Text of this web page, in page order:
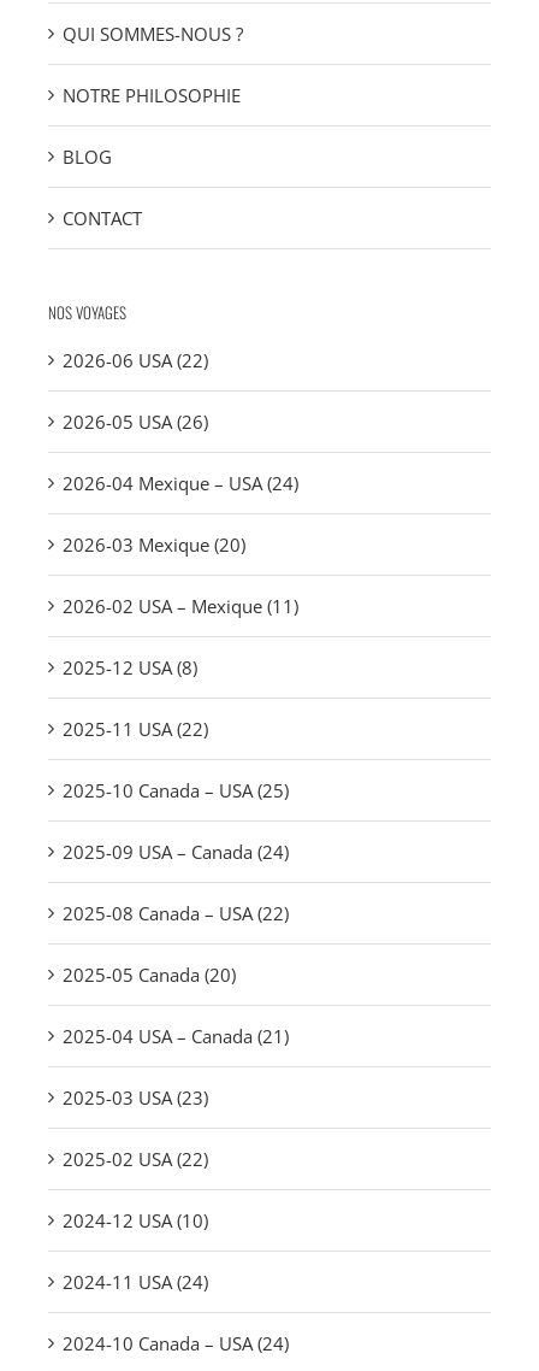
QUI SOMMES-NOUS ?
NOTRE PHILOSOPHIE
BLOG
CONTACT
NOS VOYAGES
2026-06 USA (22)
2026-05 USA (26)
2026-04 Mexique – USA (24)
2026-03 Mexique (20)
2026-02 USA – Mexique (11)
2025-12 USA (8)
2025-11 USA (22)
2025-10 Canada – USA (25)
2025-09 USA – Canada (24)
2025-08 Canada – USA (22)
2025-05 Canada (20)
2025-04 USA – Canada (21)
2025-03 USA (23)
2025-02 USA (22)
2024-12 USA (10)
2024-11 USA (24)
2024-10 Canada – USA (24)